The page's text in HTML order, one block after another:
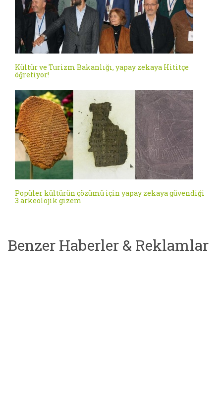
Kültür ve Turizm Bakanlığı, yapay zekaya Hititçe
öğretiyor!
Popüler kültürün çözümü için yapay zekaya güvendiği
3 arkeolojik gizem
Benzer Haberler & Reklamlar